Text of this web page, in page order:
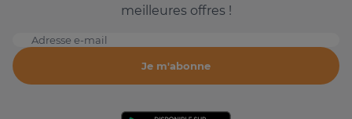
meilleures offres !
Adresse e-mail
Je m'abonne